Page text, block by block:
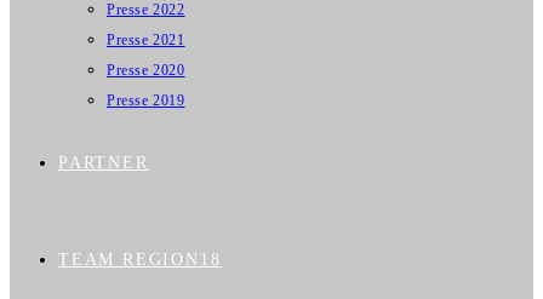
Presse 2022
Presse 2021
Presse 2020
Presse 2019
PARTNER
TEAM REGION18